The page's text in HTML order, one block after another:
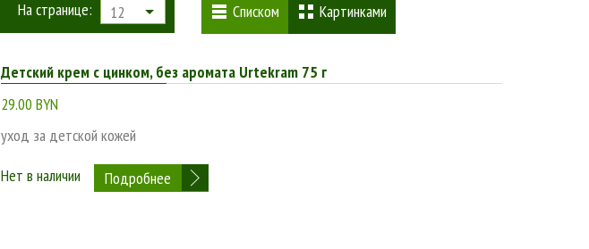
На странице: 12 Списком Картинками
Детский крем с цинком, без аромата Urtekram 75 г
29.00 BYN
уход за детской кожей
Нет в наличии
Подробнее